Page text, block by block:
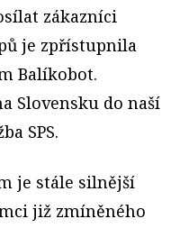
zákazníci
je zpřístupnila
Balíkobot.
Slovensku do naší
SPS.
je stále silnější
již zmíněného